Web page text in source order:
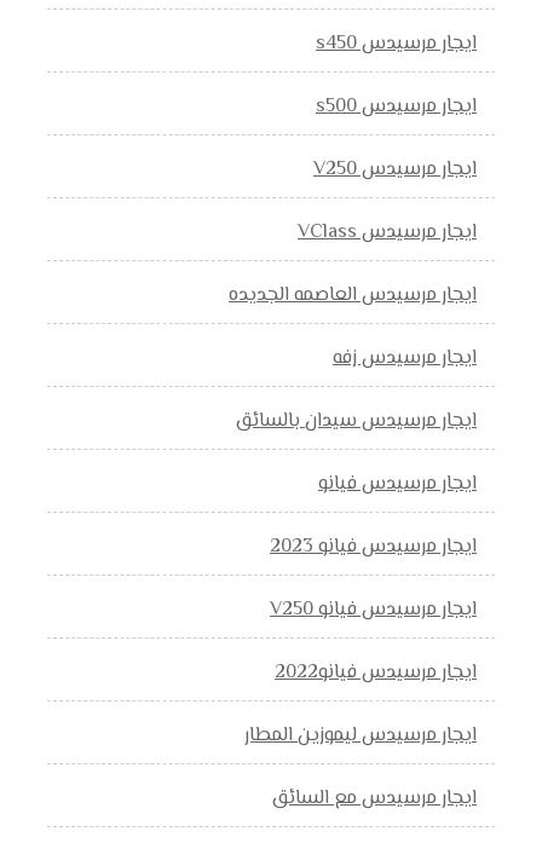
ايجار مرسيدس s450
ايجار مرسيدس s500
ايجار مرسيدس V250
ايجار مرسيدس VClass
ايجار مرسيدس العاصمه الجديده
ايجار مرسيدس زفه
ايجار مرسيدس سيدان بالسائق
ايجار مرسيدس فيانو
ايجار مرسيدس فيانو 2023
ايجار مرسيدس فيانو V250
ايجار مرسيدس فيانو2022
ايجار مرسيدس ليموزين المطار
ايجار مرسيدس مع السائق